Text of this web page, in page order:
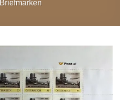
Briefmarken